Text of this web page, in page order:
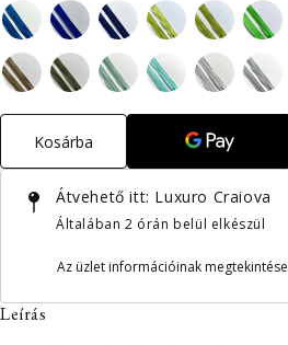
Kosárba
Átvehető itt: Luxuro Craiova
Általában 2 órán belül elkészül
Az üzlet információinak megtekintése
Leírás